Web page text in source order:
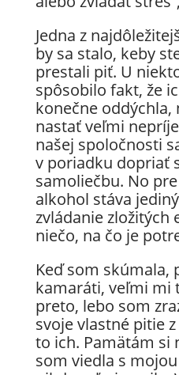
Jedna z
by sa stalo, keby
prestali piť. U
spôsobilo fakt, že
konečne
nastať veľmi
našej spoločnosti
v poriadku dopriať
samoliečbu. No
alkohol stáva
zvládanie zložitých
niečo, na čo je
Keď som skúmala,
kamaráti, veľmi mi
preto, lebo som
svoje vlastné pitie
to ich. Pamätám si
som viedla s